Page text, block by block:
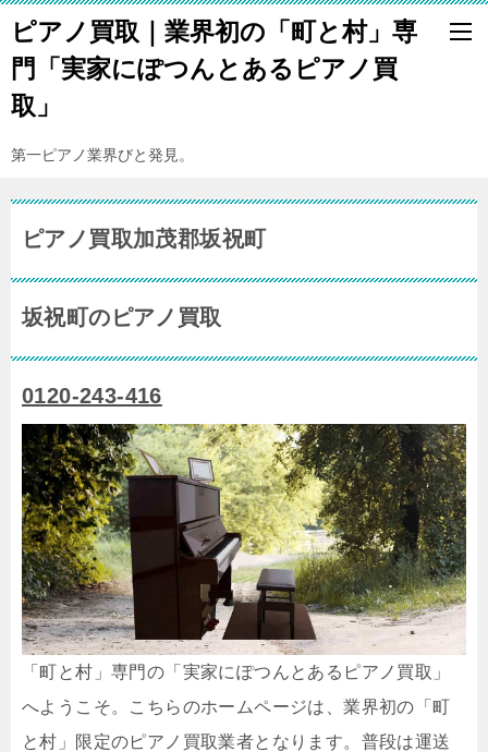
ピアノ買取｜業界初の「町と村」専
門「実家にぽつんとあるピアノ買
取」
第一ピアノ業界びと発見。
ピアノ買取加茂郡坂祝町
坂祝町のピアノ買取
0120-243-416
「町と村」専門の「実家にぽつんとあるピアノ買取」
へようこそ。こちらのホームページは、業界初の「町
と村」限定のピアノ買取業者となります。普段は運送